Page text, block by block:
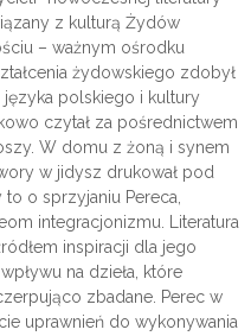
z kulturą Żydów
– ważnym ośrodku
żydowskiego zdobył
polskiego i kultury
czytał za pośrednictwem
W domu z żoną i synem
w jidysz drukował pod
o sprzyjaniu Pereca,
integracjonizmu. Literatura
inspiracji dla jego
na dzieła, które
zbadane. Perec w
uprawnień do wykonywania